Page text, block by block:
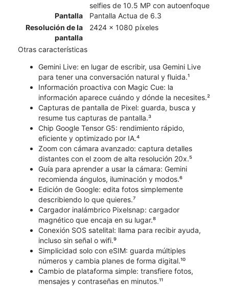
selfies de 10.5 MP con autoenfoque
Pantalla
Pantalla Actua de 6.3
Resolución de la
pantalla
2424 x 1080 píxeles
Otras características
Gemini Live: en lugar de escribir, usa Gemini Live
para tener una conversación natural y fluida.¹
Información proactiva con Magic Cue: la
información aparece cuándo y dónde la necesites.²
Capturas de pantalla de Pixel: guarda, busca y
resume tus capturas de pantalla.³
Chip Google Tensor G5: rendimiento rápido,
eficiente y optimizado por IA.⁴
Zoom con cámara avanzado: captura detalles
distantes con el zoom de alta resolución 20x.⁵
Guía para aprender a usar la cámara: Gemini
recomienda ángulos, iluminación y modos.⁶
Edición de Google: edita fotos simplemente
describiendo lo que quieres.⁷
Cargador inalámbrico Pixelsnap: cargador
magnético que encaja en su lugar.⁸
Conexión SOS satelital: llama para recibir ayuda,
incluso sin señal o wifi.⁹
Simplicidad solo con eSIM: guarda múltiples
números y cambia planes de forma digital.¹⁰
Cambio de plataforma simple: transfiere fotos,
mensajes y contraseñas en minutos.¹¹